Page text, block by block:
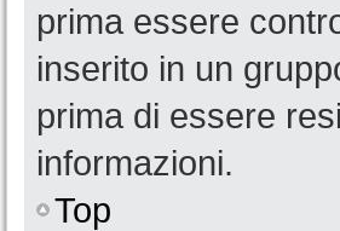
prima essere
inserito in un
prima di essere
informazioni.
Top